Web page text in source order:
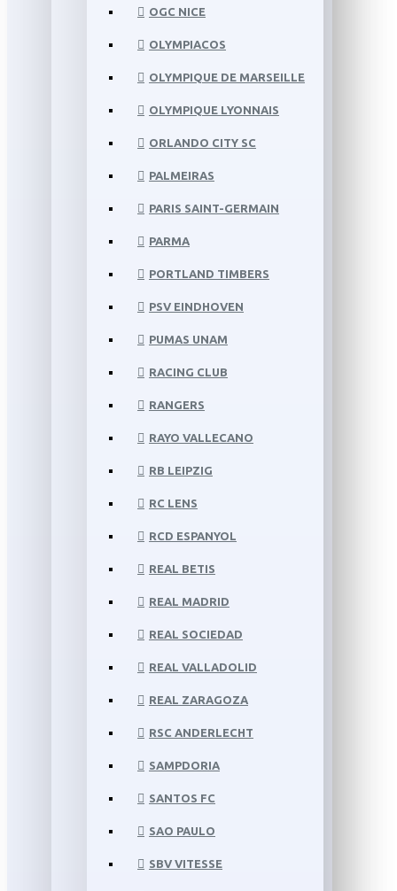
OGC NICE
OLYMPIACOS
OLYMPIQUE DE MARSEILLE
OLYMPIQUE LYONNAIS
ORLANDO CITY SC
PALMEIRAS
PARIS SAINT-GERMAIN
PARMA
PORTLAND TIMBERS
PSV EINDHOVEN
PUMAS UNAM
RACING CLUB
RANGERS
RAYO VALLECANO
RB LEIPZIG
RC LENS
RCD ESPANYOL
REAL BETIS
REAL MADRID
REAL SOCIEDAD
REAL VALLADOLID
REAL ZARAGOZA
RSC ANDERLECHT
SAMPDORIA
SANTOS FC
SAO PAULO
SBV VITESSE